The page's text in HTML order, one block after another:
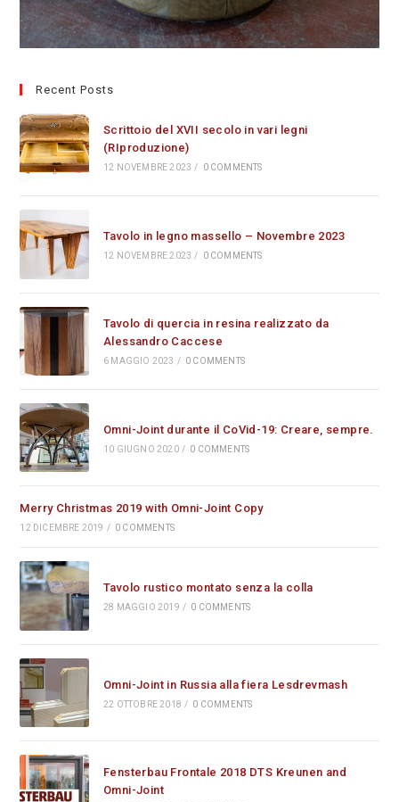
Recent Posts
Scrittoio del XVII secolo in vari legni
(RIproduzione)
12 NOVEMBRE 2023 / 0 COMMENTS
Tavolo in legno massello – Novembre 2023
12 NOVEMBRE 2023 / 0 COMMENTS
Tavolo di quercia in resina realizzato da
Alessandro Caccese
6 MAGGIO 2023 / 0 COMMENTS
Omni-Joint durante il CoVid-19: Creare, sempre.
10 GIUGNO 2020 / 0 COMMENTS
Merry Christmas 2019 with Omni-Joint Copy
12 DICEMBRE 2019 / 0 COMMENTS
Tavolo rustico montato senza la colla
28 MAGGIO 2019 / 0 COMMENTS
Omni-Joint in Russia alla fiera Lesdrevmash
22 OTTOBRE 2018 / 0 COMMENTS
Fensterbau Frontale 2018 DTS Kreunen and
Omni-Joint